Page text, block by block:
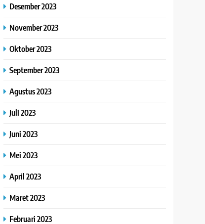
Desember 2023
November 2023
Oktober 2023
September 2023
Agustus 2023
Juli 2023
Juni 2023
Mei 2023
April 2023
Maret 2023
Februari 2023